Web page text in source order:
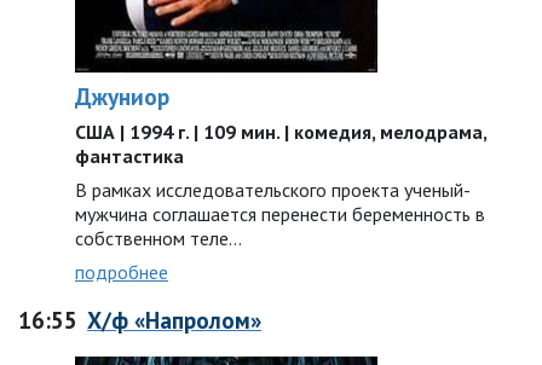
Джуниор
США | 1994 г. | 109 мин. | комедия, мелодрама,
фантастика
В рамках исследовательского проекта ученый-
мужчина соглашается перенести беременность в
собственном теле…
подробнее
16:55 Х/ф «Напролом»